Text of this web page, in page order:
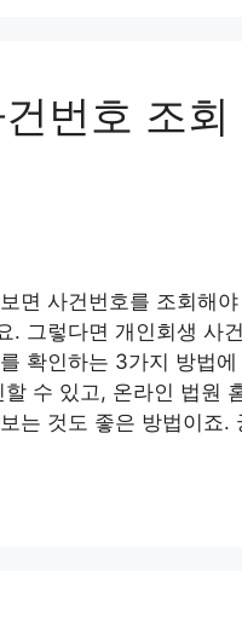
번호 조
면 사건번호를 조회해
. 그렇다면 개인회생 사
확인하는 3가지 방법
수 있고, 온라인 법원
는 것도 좋은 방법이죠